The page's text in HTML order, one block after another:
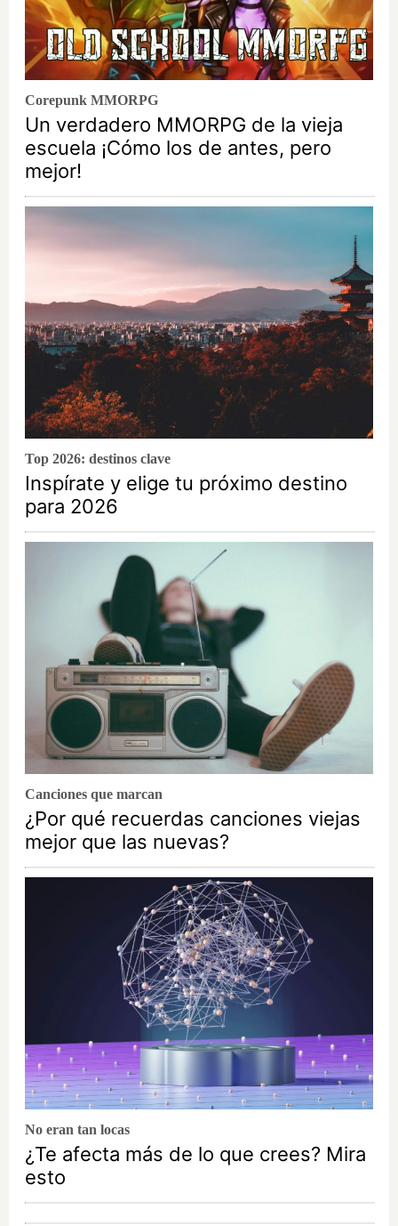
Corepunk MMORPG
Un verdadero MMORPG de la vieja
escuela ¡Cómo los de antes, pero
mejor!
Top 2026: destinos clave
Inspírate y elige tu próximo destino
para 2026
Canciones que marcan
¿Por qué recuerdas canciones viejas
mejor que las nuevas?
No eran tan locas
¿Te afecta más de lo que crees? Mira
esto